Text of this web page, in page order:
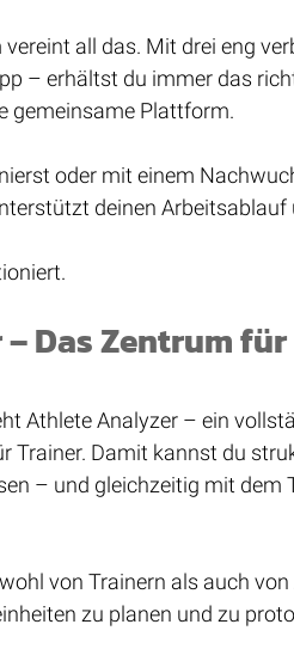
all das. Mit drei eng
– erhältst du immer das
gemeinsame Plattform.
oder mit einem
deinen Arbeitsablauf
Das Zentrum
Athlete Analyzer – ein
Trainer. Damit kannst du
– und gleichzeitig mit
von Trainern als auch
zu planen und zu